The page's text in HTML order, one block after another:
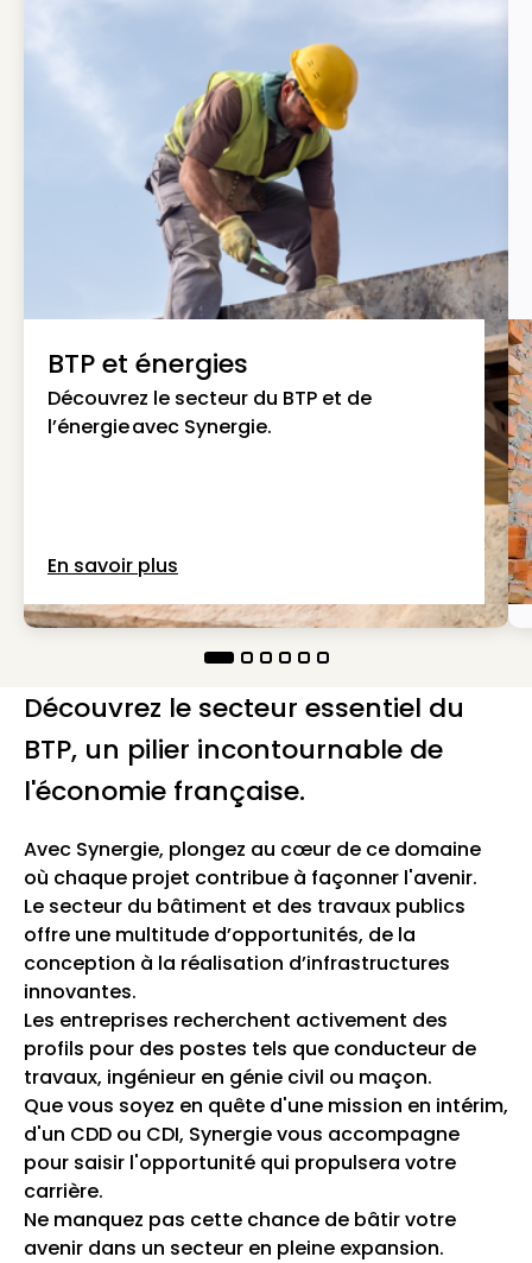
BTP et énergies
Découvrez le secteur du BTP et de
l’énergie avec Synergie.
En savoir plus
Découvrez le secteur essentiel du
BTP, un pilier incontournable de
l'économie française.
Avec Synergie, plongez au cœur de ce domaine
où chaque projet contribue à façonner l'avenir.
Le secteur du bâtiment et des travaux publics
offre une multitude d’opportunités, de la
conception à la réalisation d’infrastructures
innovantes.
Les entreprises recherchent activement des
profils pour des postes tels que conducteur de
travaux, ingénieur en génie civil ou maçon.
Que vous soyez en quête d'une mission en intérim,
d'un CDD ou CDI, Synergie vous accompagne
pour saisir l'opportunité qui propulsera votre
carrière.
Ne manquez pas cette chance de bâtir votre
avenir dans un secteur en pleine expansion.